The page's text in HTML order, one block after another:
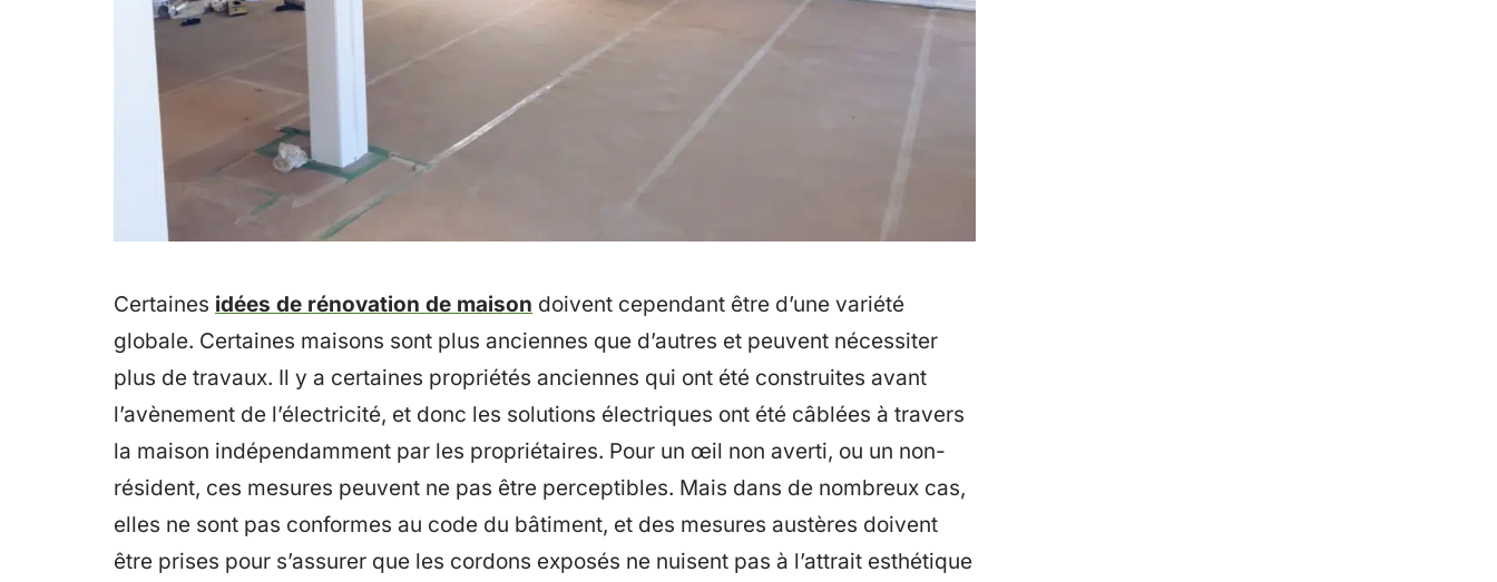
Certaines idées de rénovation de maison doivent cependant être d’une variété
globale. Certaines maisons sont plus anciennes que d’autres et peuvent nécessiter
plus de travaux. Il y a certaines propriétés anciennes qui ont été construites avant
l’avènement de l’électricité, et donc les solutions électriques ont été câblées à travers
la maison indépendamment par les propriétaires. Pour un œil non averti, ou un non-
résident, ces mesures peuvent ne pas être perceptibles. Mais dans de nombreux cas,
elles ne sont pas conformes au code du bâtiment, et des mesures austères doivent
être prises pour s’assurer que les cordons exposés ne nuisent pas à l’attrait esthétique